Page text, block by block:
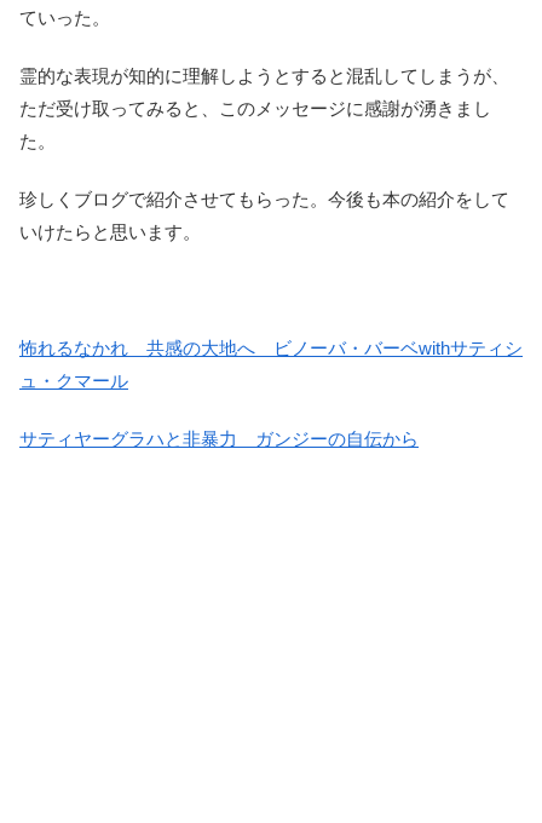
ていった。
霊的な表現が知的に理解しようとすると混乱してしまうが、
ただ受け取ってみると、このメッセージに感謝が湧きまし
た。
珍しくブログで紹介させてもらった。今後も本の紹介をして
いけたらと思います。
怖れるなかれ 共感の大地へ ビノーバ・バーベwithサティシ
ュ・クマール
サティヤーグラハと非暴力 ガンジーの自伝から